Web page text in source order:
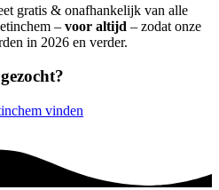
gratis & onafhankelijk van alle
– voor altijd – zodat onze
in 2026 en verder.
vinden